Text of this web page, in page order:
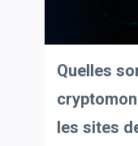
Quelles
les sites